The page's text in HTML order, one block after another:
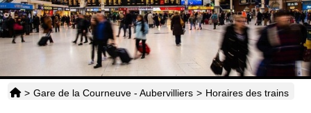
Location de voiture
Hôtels
> Gare de la Courneuve - Aubervilliers > Horaires des trains